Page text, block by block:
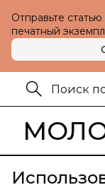
Отправьте
печатный